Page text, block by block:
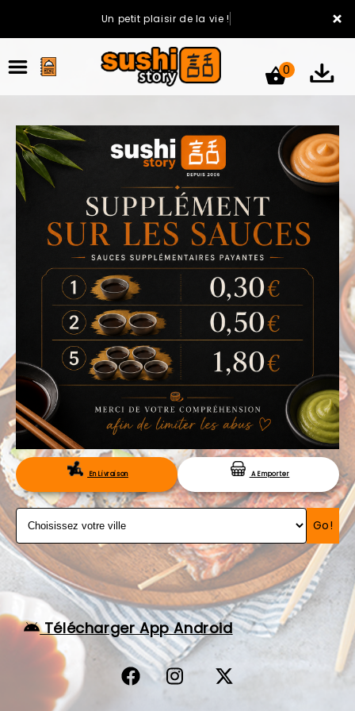
×
Un petit plaisir de la vie !
ACCUEIL
LA CARTE
VOTRE COMPTE
NOTRE RESTAURANT
VOS AVIS
MENTIONS LÉGALES
C.G.V
RÉSERVATION
0
En Livraison A Emporter
Go!
Télécharger App Android